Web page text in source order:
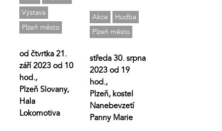
Výstava
Plzeň město
od čtvrtka 21.
září 2023 od 10
hod.,
Plzeň Slovany,
Hala
Lokomotiva
Akce
Hudba
Plzeň město
středa 30. srpna
2023 od 19
hod.,
Plzeň, kostel
Nanebevzetí
Panny Marie